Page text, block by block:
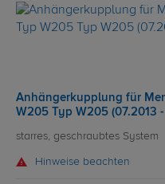
Anhängerkupplung für
W205 Typ W205 (07.2013
starres, geschraubtes System
Hinweise beachten